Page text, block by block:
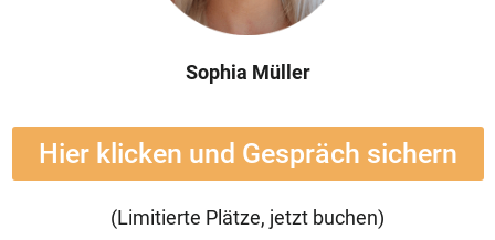
Sophia Müller
Hier klicken und Gespräch sichern
(Limitierte Plätze, jetzt buchen)